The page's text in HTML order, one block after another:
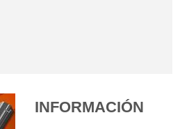
INFORMACIÓN